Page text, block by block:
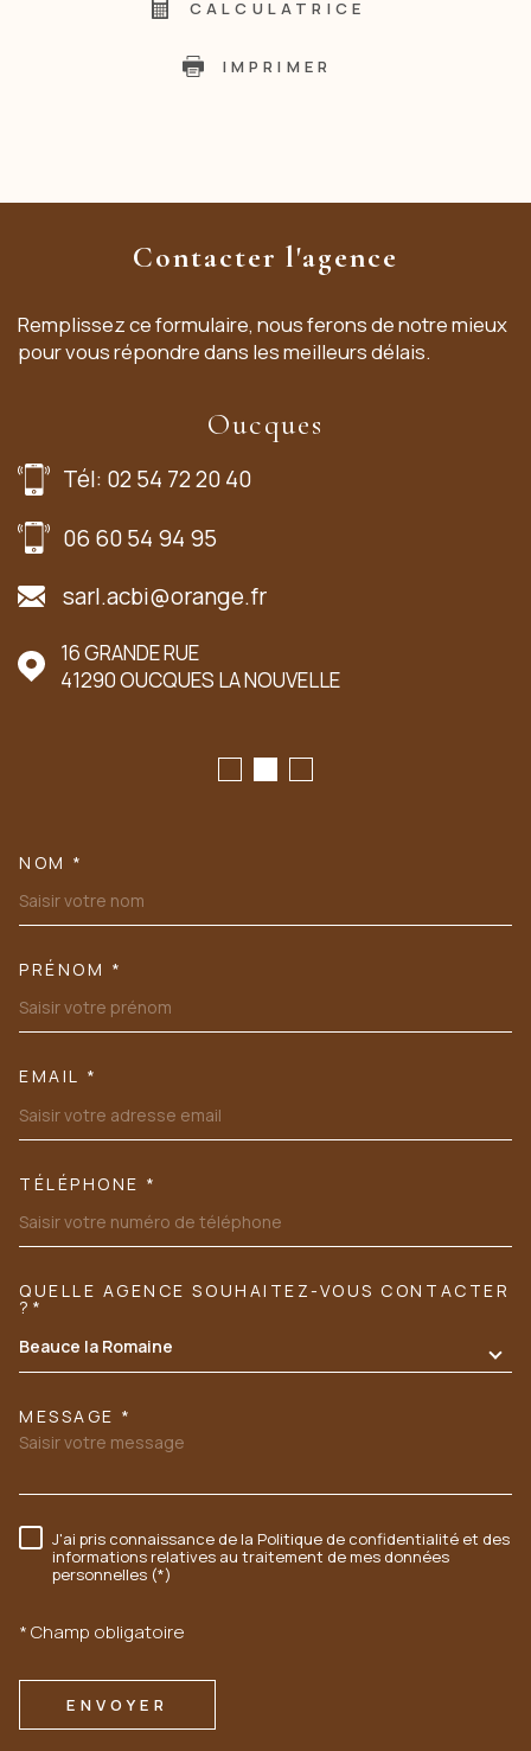
CALCULATRICE
IMPRIMER
Contacter l'agence
Remplissez ce formulaire, nous ferons de notre mieux
pour vous répondre dans les meilleurs délais.
Oucques
Tél: 02 54 72 20 40
06 60 54 94 95
sarl.acbi@orange.fr
16 GRANDE RUE
41290 OUCQUES LA NOUVELLE
NOM *
PRÉNOM *
EMAIL *
TÉLÉPHONE *
TRAD_MELTEM_VOREDEMANDE
QUELLE AGENCE SOUHAITEZ-VOUS CONTACTER
?*
Beauce la Romaine
MESSAGE *
RÈGLEMENTATION
J'ai pris connaissance de la Politique de confidentialité et des
informations relatives au traitement de mes données
personnelles (*)
* Champ obligatoire
ENVOYER